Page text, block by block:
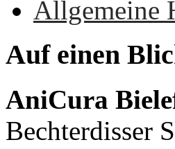
Allgemeine
Auf einen
AniCura
Bechterdisser